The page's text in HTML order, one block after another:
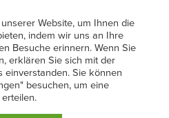
gekürt
Verleihung des VONOVIA
FÜR FOTOGRAFIE sind die vier
2022 ausgezeichnet
Zahlungsarten
Datenschutz
Anmeldung
Mein Account
vergessen
Website, um Ihnen die
indem wir uns an Ihre
Besuche erinnern. Wenn Sie
erklären Sie sich mit der
einverstanden. Sie können
besuchen, um eine